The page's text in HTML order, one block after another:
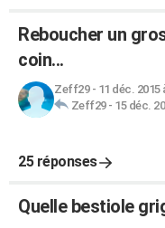
Reboucher un
coin...
Zeff29- 11 déc. 2015
Zeff29- 15 déc.
25 réponses
Quelle bestiole